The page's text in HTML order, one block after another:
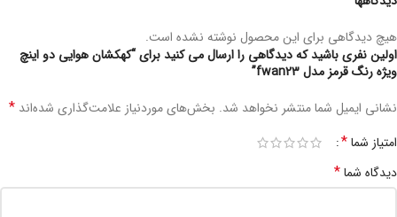
هیچ دیدگاهی برای این محصول نوشته نشده است.
اولین نفری باشید که دیدگاهی را ارسال می کنید برای “کهکشان هوایی دو اینچ
ویژه رنگ قرمز مدل fwan23”
نشانی ایمیل شما منتشر نخواهد شد. بخش‌های موردنیاز علامت‌گذاری شده‌اند *
امتیاز شما*
دیدگاه شما*